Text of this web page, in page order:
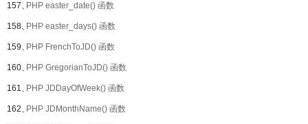
157、PHP easter_date() 函数
158、PHP easter_days() 函数
159、PHP FrenchToJD() 函数
160、PHP GregorianToJD() 函数
161、PHP JDDayOfWeek() 函数
162、PHP JDMonthName() 函数